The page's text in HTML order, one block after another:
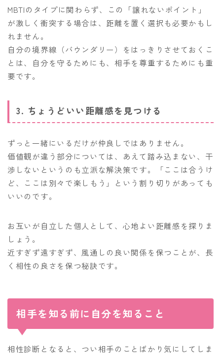
MBTIのタイプに関わらず、この「譲れないポイント」
が激しく衝突する場合は、距離を置く選択も必要かもし
れません。
自分の境界線（バウンダリー）をはっきりさせておくこ
とは、自分を守るためにも、相手を尊重するためにも重
要です。
3. ちょうどいい距離感を見つける
ずっと一緒にいるだけが仲良しではありません。
価値観が違う部分については、あえて踏み込まない、干
渉しないというのも立派な解決策です。「ここは合うけ
ど、ここは別々で楽しもう」という割り切りがあっても
いいのです。
お互いが自立した個人として、心地よい距離感を探りま
しょう。
近すぎず遠すぎず、風通しの良い関係を保つことが、長
く相性の良さを保つ秘訣です。
相手を知る前に自分を知ること
相性診断となると、つい相手のことばかり気にしてしま